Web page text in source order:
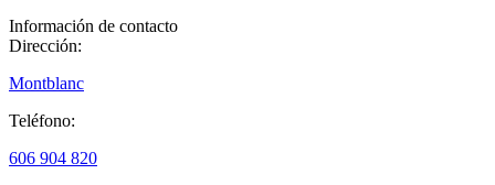
Información de contacto
Dirección:
Montblanc
Teléfono:
606 904 820